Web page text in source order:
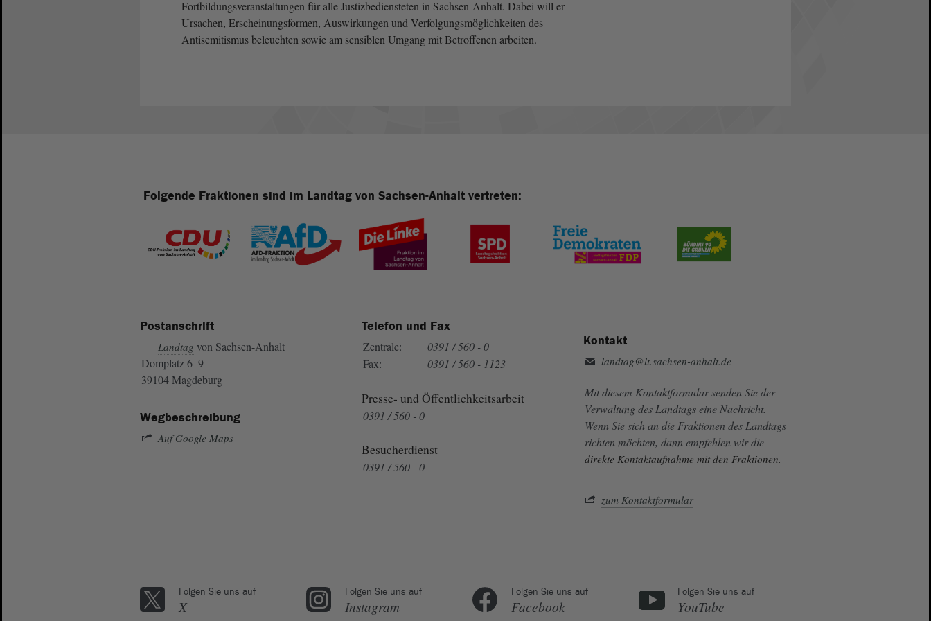
Fortbildungsveranstaltungen für alle Justizbediensteten in Sachsen-Anhalt. Dabei will er
Ursachen, Erscheinungsformen, Auswirkungen und Verfolgungsmöglichkeiten des
Antisemitismus beleuchten sowie am sensiblen Umgang mit Betroffenen arbeiten.
Folgende Fraktionen sind im Landtag von Sachsen-Anhalt vertreten:
Postanschrift
Landtag von Sachsen-Anhalt
Domplatz 6–9
39104 Magdeburg
Wegbeschreibung
Auf Google Maps
Telefon und Fax
Zentrale:
0391 / 560 - 0
Fax:
0391 / 560 - 1123
Presse- und Öffentlichkeitsarbeit
0391 / 560 - 0
Besucherdienst
0391 / 560 - 0
Kontakt
landtag@lt.sachsen-anhalt.de
Mit diesem Kontaktformular senden Sie der
Verwaltung des Landtags eine Nachricht.
Wenn Sie sich an die Fraktionen des Landtags
richten möchten, dann empfehlen wir die
direkte Kontaktaufnahme mit den Fraktionen.
zum Kontaktformular
Folgen Sie uns auf
X
Folgen Sie uns auf
Instagram
Folgen Sie uns auf
Facebook
Folgen Sie uns auf
YouTube